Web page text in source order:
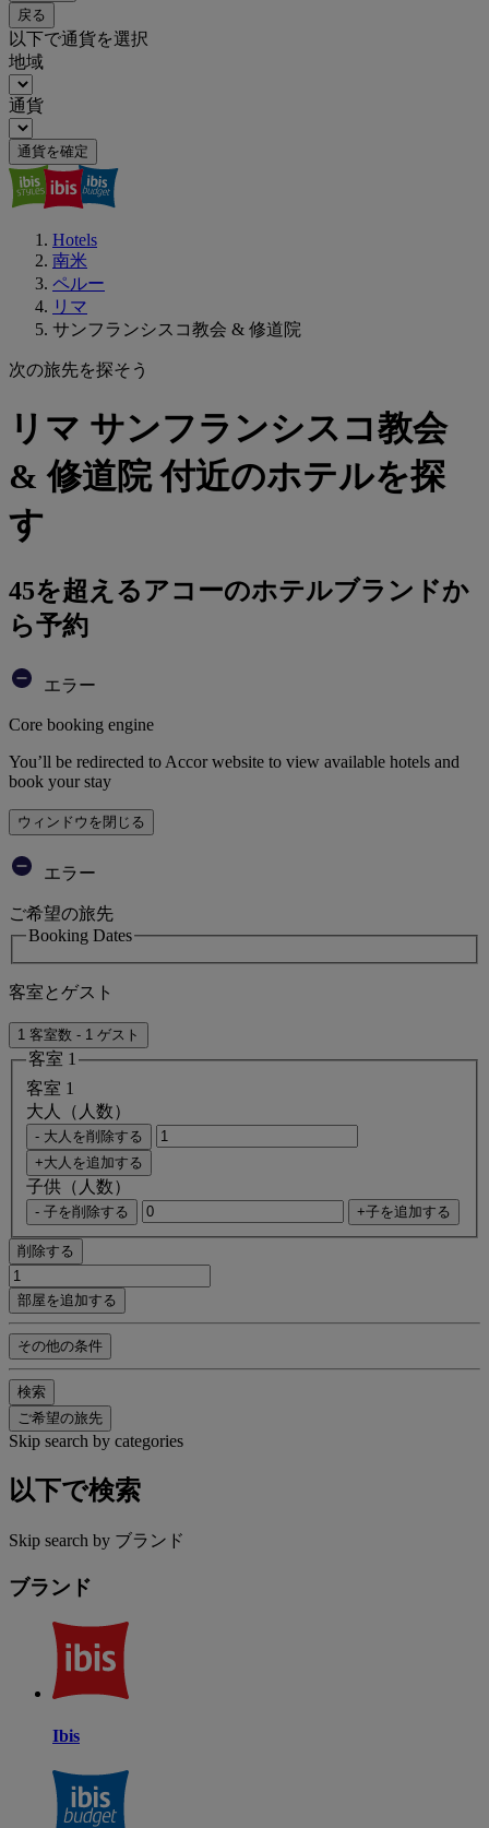
戻る
以下で通貨を選択
地域
通貨
通貨を確定
Hotels
南米
ペルー
リマ
サンフランシスコ教会 & 修道院
次の旅先を探そう
リマ サンフランシスコ教会
& 修道院 付近のホテルを探
す
45を超えるアコーのホテルブランドか
ら予約
エラー
Core booking engine
You’ll be redirected to Accor website to view available hotels and
book your stay
ウィンドウを閉じる
エラー
ご希望の旅先
Booking Dates
客室とゲスト
1 客室数 - 1 ゲスト
客室 1
客室 1
大人（人数）
- 大人を削除する
+大人を追加する
子供（人数）
- 子を削除する +子を追加する
削除する
部屋を追加する
その他の条件
検索
ご希望の旅先
Skip search by categories
以下で検索
Skip search by ブランド
ブランド
Ibis